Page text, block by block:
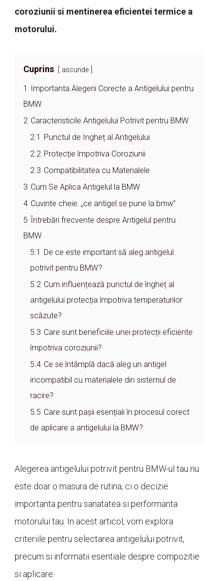
coroziunii si mentinerea eficientei termice a
motorului.
Cuprins ascunde
1
Importanta Alegerii Corecte a Antigelului pentru
BMW
2 Caracteristicile Antigelului Potrivit pentru BMW
2.1
Punctul de Ingheț al Antigelului
2.2 Protecție împotriva Coroziunii
2.3 Compatibilitatea cu Materialele
3 Cum Se Aplica Antigelul la BMW
4 Cuvinte cheie: „ce antigel se pune la bmw”
5
Întrebări frecvente despre Antigelul pentru
BMW
5.1
De ce este important să aleg antigelul
potrivit pentru BMW?
5.2 Cum influențează punctul de îngheț al
antigelului protecția împotriva temperaturilor
scăzute?
5.3 Care sunt beneficiile unei protecții eficiente
împotriva coroziunii?
5.4 Ce se întâmplă dacă aleg un antigel
incompatibil cu materialele din sistemul de
racire?
5.5 Care sunt pașii esențiali în procesul corect
de aplicare a antigelului la BMW?
Alegerea antigelului potrivit pentru BMW-ul tau nu
este doar o masura de rutina, ci o decizie
importanta pentru sanatatea si performanta
motorului tau. In acest articol, vom explora
criteriile pentru selectarea antigelului potrivit,
precum si informatii esentiale despre compozitie
si aplicare.